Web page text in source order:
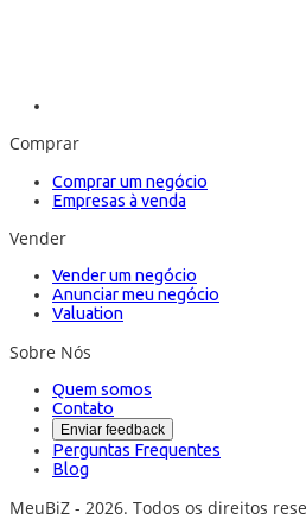
Comprar
Comprar um negócio
Empresas à venda